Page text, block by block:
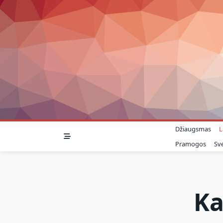
Skip
to
content
Džiaugsmas
Pramogos